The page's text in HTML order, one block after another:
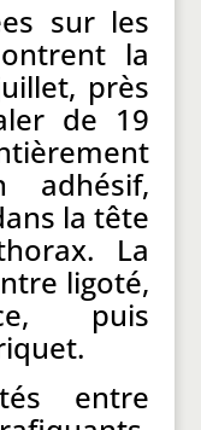
sur les
la
près
de 19
adhésif,
la tête
La
ligoté,
puis
entre